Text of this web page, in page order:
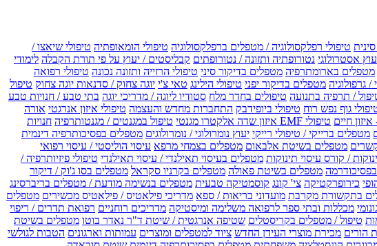
טיפולי רפלקסולוגיה / מטפלים ברפלקסולוגיה טיפולי הומאופתיה טיפולי שיאצו /
אסטרולוגי נטורופתיה ותזונה / נטורופתים קבליסטים / יעוץ על פי תורת הקבלה לימודי
מטפלים בארומתרפיה מטפלים בדיקור סיני טיפולי הרזייה ותזונה נכונה טיפולי רפואה
/ גרפולוגיה מטפלים בדיקור יפני טיפולי הילינג טאי צ'י יוגה צחוק / סדנאות יוגה צחוק טיפול
/ תרפיה בתנועה טיפולים בחדר מלח סטודיו ליוגה / מדריכי יוגה בתי טבע / חנויות טבע
גוף נפש רוח טיפולי ביופידבק התחברות מחדש והעצמה טיפולי איזון אנרגטי אורה
טיפולי EMF איזון שדה אלקטרו מגנטי טיפול במגנטים / מגנטותרפיה חנויות
מטפלים ברייקי / טיפולי רייקי יעוץ נומרולוגי / נומרולוגים מטפלים בפסיכותרפיה דינמית
מטפלים בשיטת אלבאום מטפלים בצמחי מרפא עיסוי הוליסטי / עיסוי רפואי
/ קורס עיסוי תינוקות מטפלים בעיסוי תאילנדי / עיסוי תאילנדי טיפולי פיזיותרפיה /
בפסיכודרמה מטפלים בשיטת פאולה מטפלים בקרניו סקראל מטפלים בסו ג'וק / דיקור
כירופרקטיקה צי' קונג קוסמטיקה טבעית מטפלים בנשימה מודעת / מטפלים בריברסינג
בתקשורת מקרבת מועדוני בריאות / ספא מדריכי פילאטיס / פילאטיס מכשירים מטפלים
מכללות ובתי ספר לרפואה משלימה ומיסטיקה מדריכים רוחניים רפואת תדרים / ריפוי
טיפול / מטפלים בקריסטלים שטיפה אנרגטית / שיטת ד"ר נאדר בוטו מטפלים בשיטת
הורים מכירת מוצרי העידן החדש ציוד למטפלים ומוצרים עמותות וארגונים הטבות לגולשי